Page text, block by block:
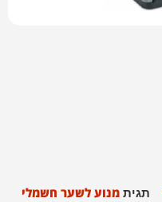
תגית מנוע לשער חשמלי